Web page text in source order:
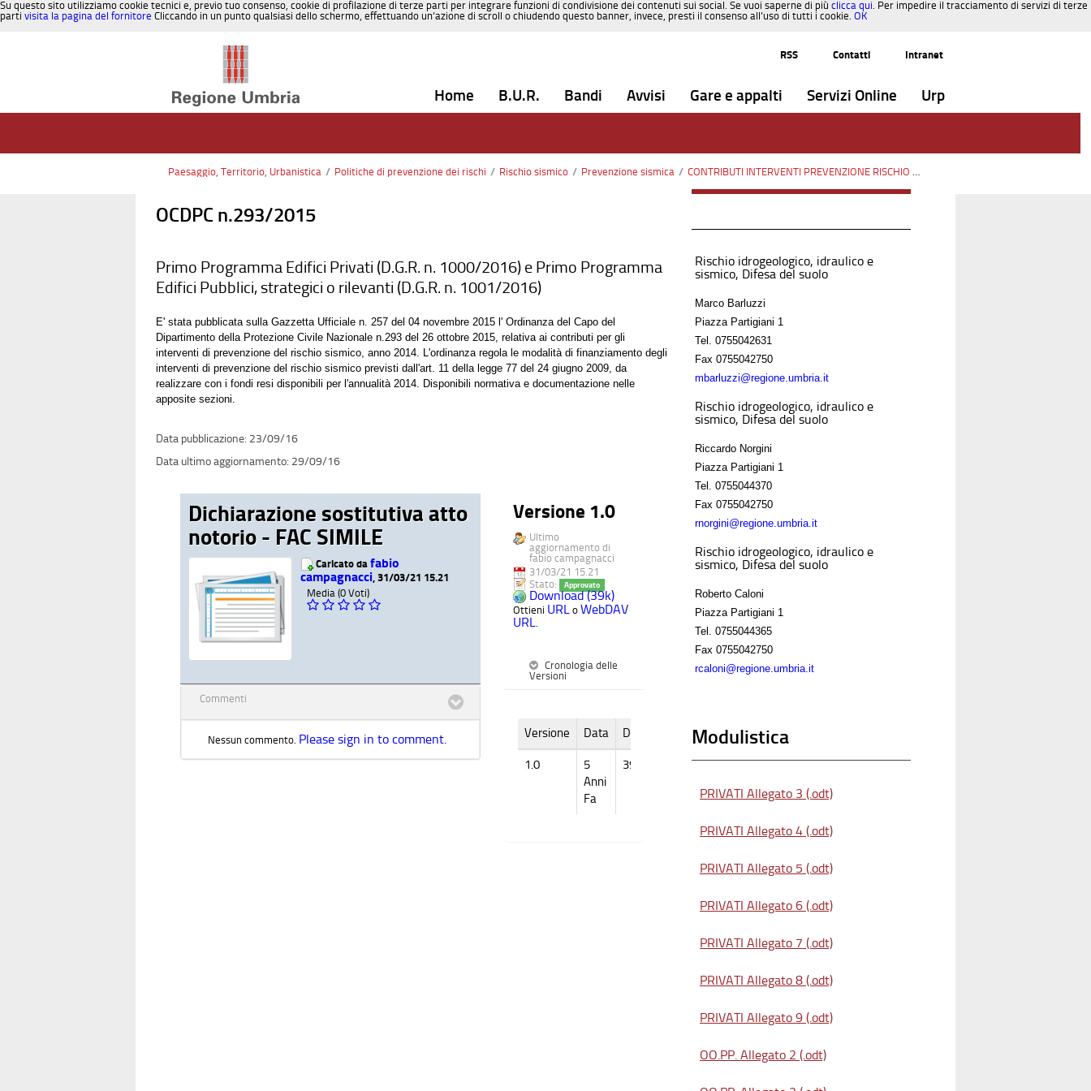
Su questo sito utilizziamo cookie tecnici e, previo tuo consenso, cookie di profilazione di terze parti per integrare funzioni di condivisione dei contenuti sui social. Se vuoi saperne di più clicca qui. Per impedire il tracciamento di servizi di terze
parti visita la pagina del fornitore Cliccando in un punto qualsiasi dello schermo, effettuando un’azione di scroll o chiudendo questo banner, invece, presti il consenso all’uso di tutti i cookie. OK
RSS
Contatti Intranet
Home B.U.R. Bandi Avvisi Gare e appalti Servizi Online Urp
Paesaggio, Territorio, Urbanistica / Politiche di prevenzione dei rischi / Rischio sismico / Prevenzione sismica / CONTRIBUTI INTERVENTI PREVENZIONE RISCHIO SISMICO OCDPC n.293/2015
OCDPC n.293/2015
Primo Programma Edifici Privati (D.G.R. n. 1000/2016) e Primo Programma
Edifici Pubblici, strategici o rilevanti (D.G.R. n. 1001/2016)
E' stata pubblicata sulla Gazzetta Ufficiale n. 257 del 04 novembre 2015 l' Ordinanza del Capo del
Dipartimento della Protezione Civile Nazionale n.293 del 26 ottobre 2015, relativa ai contributi per gli
interventi di prevenzione del rischio sismico, anno 2014. L'ordinanza regola le modalità di finanziamento degli
interventi di prevenzione del rischio sismico previsti dall'art. 11 della legge 77 del 24 giugno 2009, da
realizzare con i fondi resi disponibili per l'annualità 2014. Disponibili normativa e documentazione nelle
apposite sezioni.
23/09/16
29/09/16
Dichiarazione sostitutiva atto
notorio - FAC SIMILE
Caricato da fabio
campagnacci, 31/03/21 15.21
Media (0 Voti)
Commenti
Nessun commento. Please sign in to comment.
Versione 1.0
Ultimo
aggiornamento di
fabio campagnacci
31/03/21 15.21
Stato:
Approvato
Download (39k)
Ottieni URL o WebDAV
URL
Cronologia delle
Versioni
Versione Data Dimensione
1.0
5
Anni
Fa
39k
Rischio idrogeologico, idraulico e
sismico, Difesa del suolo
Marco Barluzzi
Piazza Partigiani 1
Tel.
0755042631
Fax 0755042750
mbarluzzi@regione.umbria.it
Rischio idrogeologico, idraulico e
sismico, Difesa del suolo
Riccardo Norgini
Piazza Partigiani 1
Tel.
0755044370
Fax 0755042750
rnorgini@regione.umbria.it
Rischio idrogeologico, idraulico e
sismico, Difesa del suolo
Roberto Caloni
Piazza Partigiani 1
Tel.
0755044365
Fax 0755042750
rcaloni@regione.umbria.it
Modulistica
PRIVATI Allegato 3 (.odt)
PRIVATI Allegato 4 (.odt)
PRIVATI Allegato 5 (.odt)
PRIVATI Allegato 6 (.odt)
PRIVATI Allegato 7 (.odt)
PRIVATI Allegato 8 (.odt)
PRIVATI Allegato 9 (.odt)
OO.PP. Allegato 2 (.odt)